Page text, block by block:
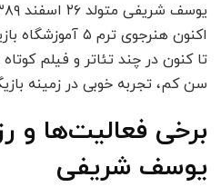
اکنون هنرجوی
تا کنون در چند تئاتر و فیلم
سن کم، تجربه خوبی در زمینه
برخی فعالیت‌ها و
یوسف شریفی